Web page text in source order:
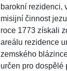
barokní rezidenci,
misijní činnost
roce 1773 získali
areálu rezidence
zemského
určen pro dospělé